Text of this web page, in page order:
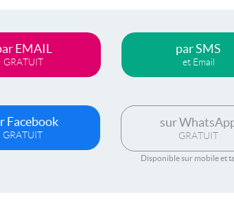
EMAIL
GRATUIT
par SMS
et Email
Facebook
GRATUIT
sur
GRATUIT
Disponible sur mobile et